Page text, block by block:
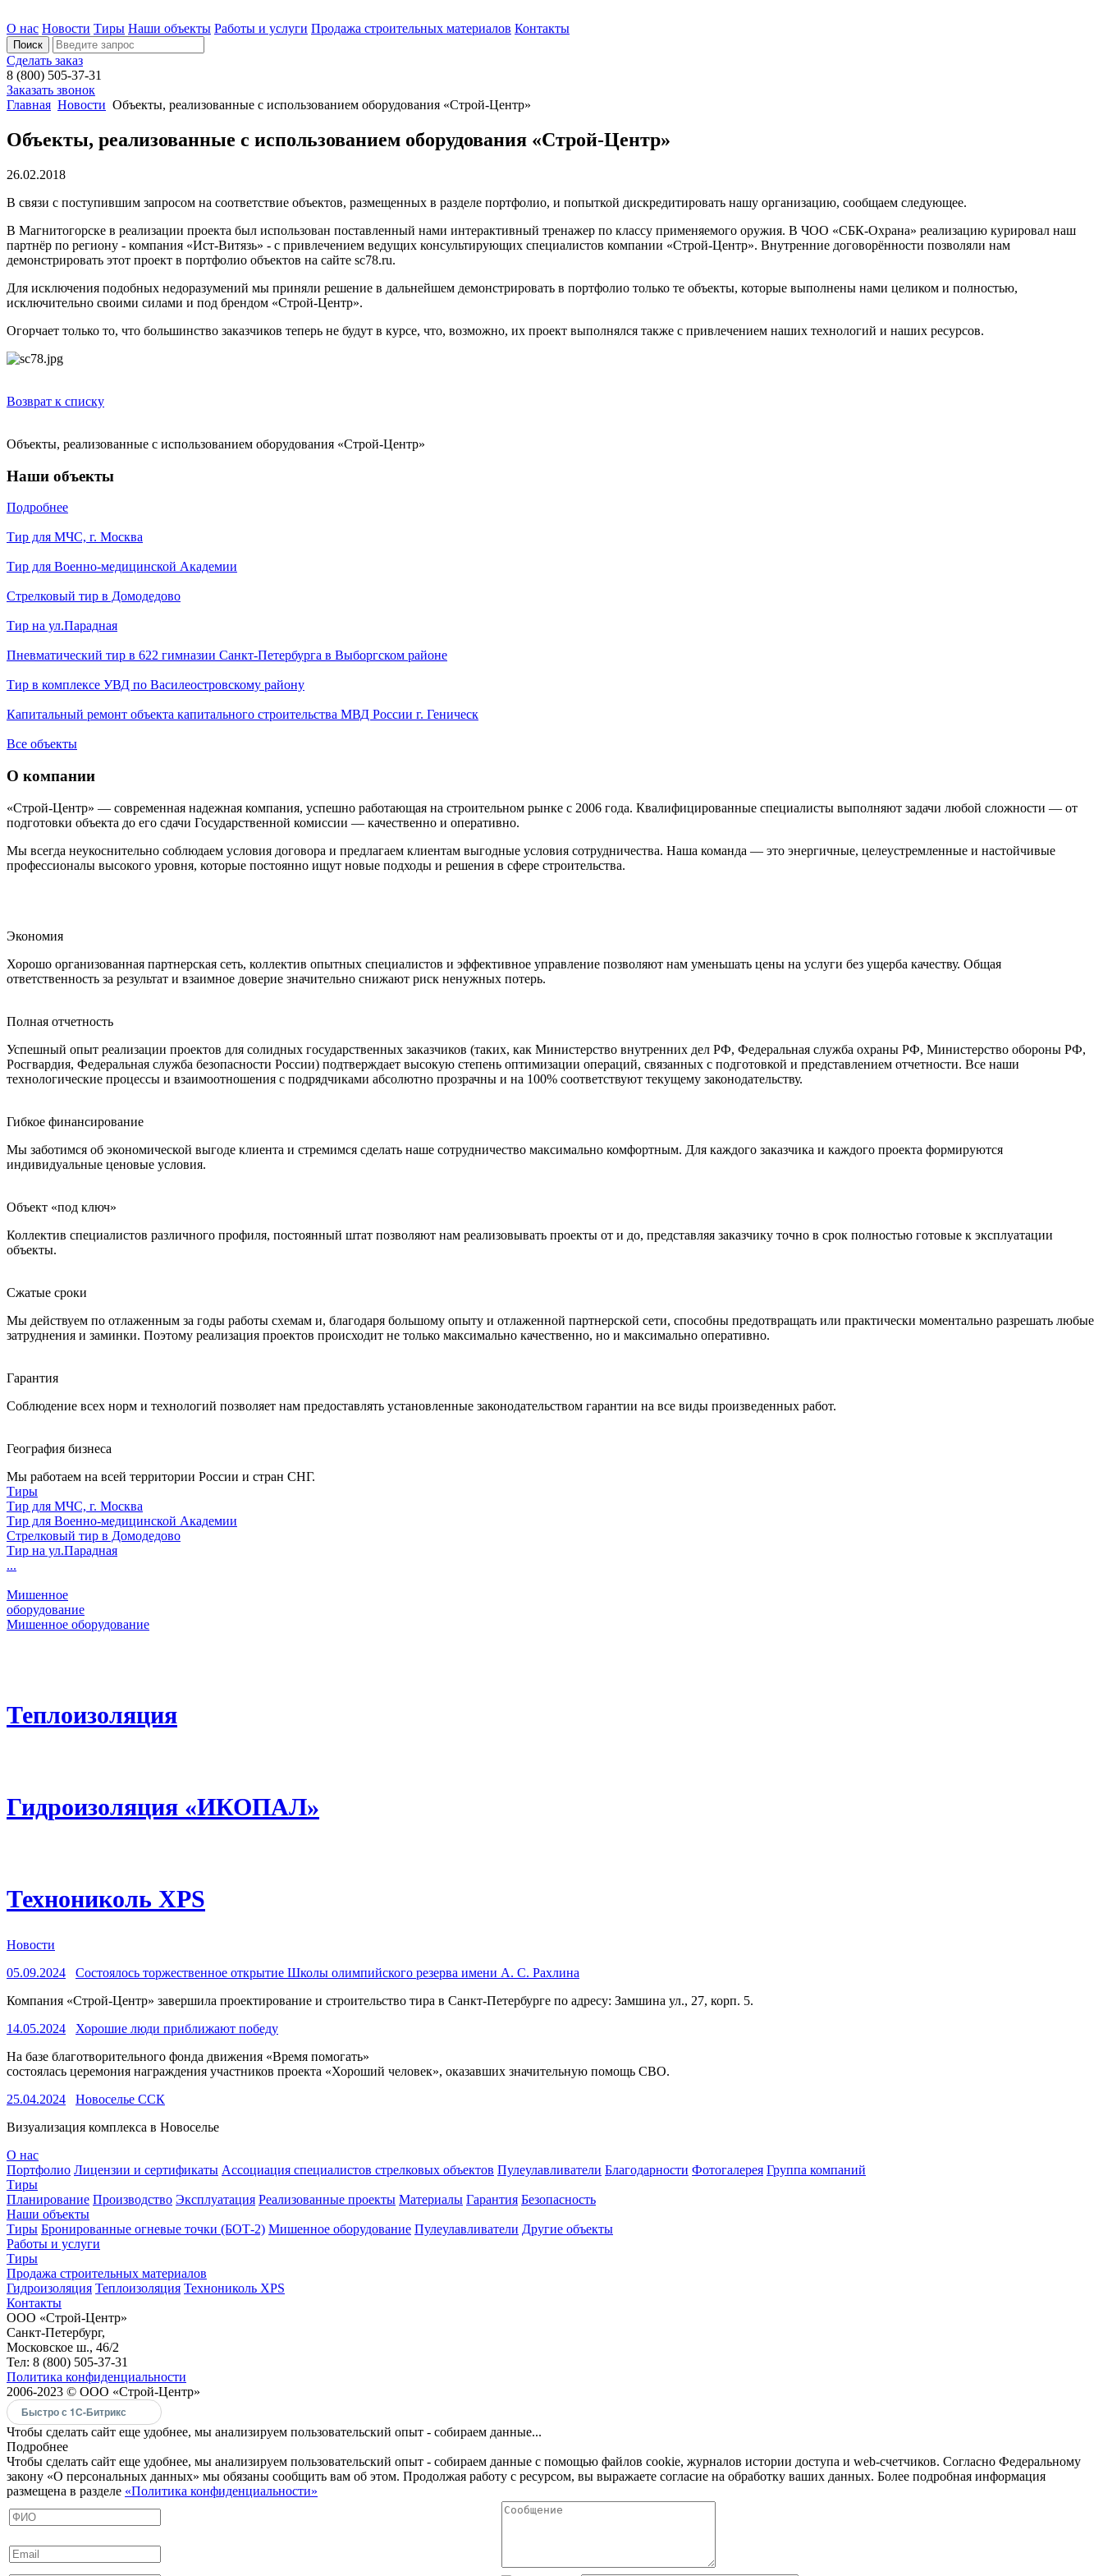
О нас Новости Тиры Наши объекты Работы и услуги Продажа строительных материалов Контакты
Сделать заказ
8 (800) 505-37-31
Заказать звонок
Главная Новости Объекты, реализованные с использованием оборудования «Строй-Центр»
Объекты, реализованные с использованием оборудования «Строй-Центр»
26.02.2018
В связи с поступившим запросом на соответствие объектов, размещенных в разделе портфолио, и попыткой дискредитировать нашу организацию, сообщаем следующее.
В Магнитогорске в реализации проекта был использован поставленный нами интерактивный тренажер по классу применяемого оружия. В ЧОО «СБК-Охрана» реализацию курировал наш
партнёр по региону - компания «Ист-Витязь» - с привлечением ведущих консультирующих специалистов компании «Строй-Центр». Внутренние договорённости позволяли нам
демонстрировать этот проект в портфолио объектов на сайте sc78.ru.
Для исключения подобных недоразумений мы приняли решение в дальнейшем демонстрировать в портфолио только те объекты, которые выполнены нами целиком и полностью,
исключительно своими силами и под брендом «Строй-Центр».
Огорчает только то, что большинство заказчиков теперь не будут в курсе, что, возможно, их проект выполнялся также с привлечением наших технологий и наших ресурсов.
Возврат к списку
Объекты, реализованные с использованием оборудования «Строй-Центр»
Наши объекты
Подробнее
Тир для МЧС, г. Москва
Тир для Военно-медицинской Академии
Стрелковый тир в Домодедово
Тир на ул.Парадная
Пневматический тир в 622 гимназии Санкт-Петербурга в Выборгском районе
Тир в комплексе УВД по Василеостровскому району
Капитальный ремонт объекта капитального строительства МВД России г. Геническ
Все объекты
О компании
«Строй-Центр» — современная надежная компания, успешно работающая на строительном рынке с 2006 года. Квалифицированные специалисты выполняют задачи любой сложности — от
подготовки объекта до его сдачи Государственной комиссии — качественно и оперативно.
Мы всегда неукоснительно соблюдаем условия договора и предлагаем клиентам выгодные условия сотрудничества. Наша команда — это энергичные, целеустремленные и настойчивые
профессионалы высокого уровня, которые постоянно ищут новые подходы и решения в сфере строительства.
Экономия
Хорошо организованная партнерская сеть, коллектив опытных специалистов и эффективное управление позволяют нам уменьшать цены на услуги без ущерба качеству. Общая
ответственность за результат и взаимное доверие значительно снижают риск ненужных потерь.
Полная отчетность
Успешный опыт реализации проектов для солидных государственных заказчиков (таких, как Министерство внутренних дел РФ, Федеральная служба охраны РФ, Министерство обороны РФ,
Росгвардия, Федеральная служба безопасности России) подтверждает высокую степень оптимизации операций, связанных с подготовкой и представлением отчетности. Все наши
технологические процессы и взаимоотношения с подрядчиками абсолютно прозрачны и на 100% соответствуют текущему законодательству.
Гибкое финансирование
Мы заботимся об экономической выгоде клиента и стремимся сделать наше сотрудничество максимально комфортным. Для каждого заказчика и каждого проекта формируются
индивидуальные ценовые условия.
Объект «под ключ»
Коллектив специалистов различного профиля, постоянный штат позволяют нам реализовывать проекты от и до, представляя заказчику точно в срок полностью готовые к эксплуатации
объекты.
Сжатые сроки
Мы действуем по отлаженным за годы работы схемам и, благодаря большому опыту и отлаженной партнерской сети, способны предотвращать или практически моментально разрешать любые
затруднения и заминки. Поэтому реализация проектов происходит не только максимально качественно, но и максимально оперативно.
Гарантия
Соблюдение всех норм и технологий позволяет нам предоставлять установленные законодательством гарантии на все виды произведенных работ.
География бизнеса
Мы работаем на всей территории России и стран СНГ.
Тиры
Тир для МЧС, г. Москва
Тир для Военно-медицинской Академии
Стрелковый тир в Домодедово
Тир на ул.Парадная
...
Мишенное
оборудование
Мишенное оборудование
Теплоизоляция
Гидроизоляция «ИКОПАЛ»
Технониколь XPS
Новости
05.09.2024
Состоялось торжественное открытие Школы олимпийского резерва имени А. С. Рахлина
Компания «Строй-Центр» завершила проектирование и строительство тира в Санкт-Петербурге по адресу: Замшина ул., 27, корп. 5.
14.05.2024
Хорошие люди приближают победу
На базе благотворительного фонда движения «Время помогать»
состоялась церемония награждения участников проекта «Хороший человек», оказавших значительную помощь СВО.
25.04.2024
Новоселье ССК
Визуализация комплекса в Новоселье
О нас
Портфолио Лицензии и сертификаты Ассоциация специалистов стрелковых объектов Пулеулавливатели Благодарности Фотогалерея Группа компаний
Тиры
Планирование Производство Эксплуатация Реализованные проекты Материалы Гарантия Безопасность
Наши объекты
Тиры Бронированные огневые точки (БОТ-2) Мишенное оборудование Пулеулавливатели Другие объекты
Работы и услуги
Тиры
Продажа строительных материалов
Гидроизоляция Теплоизоляция Технониколь XPS
Контакты
ООО «Строй-Центр»
Санкт-Петербург,
Московское ш., 46/2
Тел: 8 (800) 505-37-31
Политика конфиденциальности
2006-2023 © ООО «Строй-Центр»
Быстро с 1С-Битрикс
Чтобы сделать сайт еще удобнее, мы анализируем пользовательский опыт - собираем данные...
Подробнее
Чтобы сделать сайт еще удобнее, мы анализируем пользовательский опыт - собираем данные с помощью файлов cookie, журналов истории доступа и web-счетчиков. Согласно Федеральному
закону «О персональных данных» мы обязаны сообщить вам об этом. Продолжая работу с ресурсом, вы выражаете согласие на обработку ваших данных. Более подробная информация
размещена в разделе «Политика конфиденциальности»